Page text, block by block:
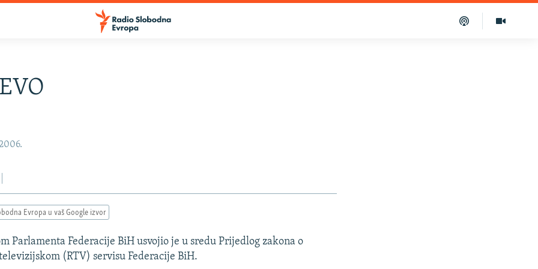
Evropa u vaš Google izvor
Parlamenta Federacije BiH usvojio je u sredu Prijedlog zakona o
(RTV) servisu Federacije BiH.